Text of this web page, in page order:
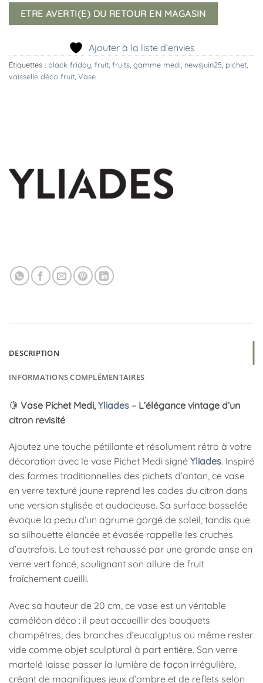
ETRE AVERTI(E) DU RETOUR EN MAGASIN
Ajouter à la liste d’envies
Étiquettes : black friday fruit fruits gamme medi newsjuin25 pichet
vaisselle déco fruit Vase
DESCRIPTION
INFORMATIONS COMPLÉMENTAIRES
🍋 Vase Pichet Medi, Yliades – L’élégance vintage d’un
citron revisité
Ajoutez une touche pétillante et résolument rétro à votre
décoration avec le vase Pichet Medi signé Yliades. Inspiré
des formes traditionnelles des pichets d’antan, ce vase
en verre texturé jaune reprend les codes du citron dans
une version stylisée et audacieuse. Sa surface bosselée
évoque la peau d’un agrume gorgé de soleil, tandis que
sa silhouette élancée et évasée rappelle les cruches
d’autrefois. Le tout est rehaussé par une grande anse en
verre vert foncé, soulignant son allure de fruit
fraîchement cueilli.
Avec sa hauteur de 20 cm, ce vase est un véritable
caméléon déco : il peut accueillir des bouquets
champêtres, des branches d’eucalyptus ou même rester
vide comme objet sculptural à part entière. Son verre
martelé laisse passer la lumière de façon irrégulière,
créant de magnifiques jeux d’ombre et de reflets selon